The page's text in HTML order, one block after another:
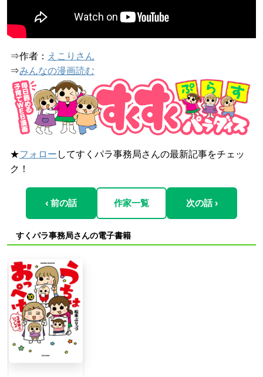
⇒作者： えこりさん
⇒みんなの漫画読む
★フォロー してすくパラ事務局さんの最新記事をチェッ
ク！
‹ 前の話 作家一覧 次の話 ›
すくパラ事務局さんの電子書籍